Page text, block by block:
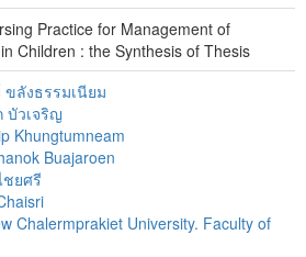
Practice for Management of
Children : the Synthesis of Thesis
ลังธรรมเนียม
บัวเจริญ
Khungtumneam
Buajaroen
ชยศรี
Chalermprakiet University. Faculty of